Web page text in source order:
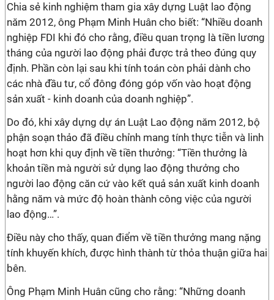
Chia sẻ kinh nghiệm tham gia xây dựng Luật lao động
năm 2012, ông Phạm Minh Huân cho biết: “Nhiều doanh
nghiệp FDI khi đó cho rằng, điều quan trọng là tiền lương
tháng của người lao động phải được trả theo đúng quy
định. Phần còn lại sau khi tính toán còn phải dành cho
các nhà đầu tư, cổ đông đóng góp vốn vào hoạt động
sản xuất - kinh doanh của doanh nghiệp”.
Do đó, khi xây dựng dự án Luật Lao động năm 2012, bộ
phận soạn thảo đã điều chỉnh mang tính thực tiễn và linh
hoạt hơn khi quy định về tiền thưởng: “Tiền thưởng là
khoản tiền mà người sử dụng lao động thưởng cho
người lao động căn cứ vào kết quả sản xuất kinh doanh
hằng năm và mức độ hoàn thành công việc của người
lao động…”.
Điều này cho thấy, quan điểm về tiền thưởng mang nặng
tính khuyến khích, được hình thành từ thỏa thuận giữa hai
bên.
Ông Phạm Minh Huân cũng cho rằng: “Những doanh